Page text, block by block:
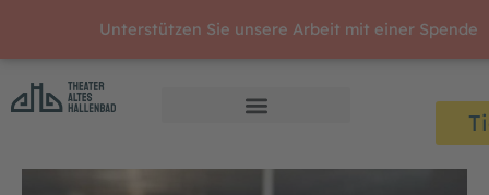
Inhalt
springen
Unterstützen Sie unsere Arbeit mit einer Spende